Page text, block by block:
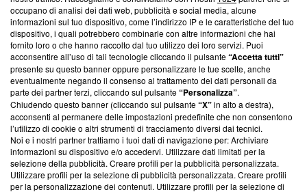
creare news di qualità. Inoltre, afferma la nostra aderenza a
‘Trust Project - News with Integrity’Blasting News non è
ancora membro del programma, ma ha richiesto di farne
parte; Trust Project non ha ancora effettuato una verifica di
conformità agli standard.
Su di noi
Team editoriale
Corporate
Redazione
occupano di analisi dei dati web, pubblicità e social media, alcune
informazioni sul tuo dispositivo, come l’indirizzo IP e le caratteristiche del tuo
dispositivo, i quali potrebbero combinarle con altre informazioni che hai
fornito loro o che hanno raccolto dal tuo utilizzo dei loro servizi. Puoi
acconsentire all’uso di tali tecnologie cliccando il pulsante“Accetta tutti”
presente su questo banner oppure personalizzare le tue scelte, anche
eventualmente negando il consenso al trattamento dei dati personali da
parte dei partner terzi, cliccando sul pulsante“Personalizza”.
Chiudendo questo banner (cliccando sul pulsante“X”in alto a destra),
acconsenti al permanere delle impostazioni predefinite che non consentono
l’utilizzo di cookie o altri strumenti di tracciamento diversi dai tecnici.
Noi e i nostri partner trattiamo i tuoi dati di navigazione per: Archiviare
informazioni su dispositivo e/o accedervi. Utilizzare dati limitati per la
selezione della pubblicità. Creare profili per la pubblicità personalizzata.
Utilizzare profili per la selezione di pubblicità personalizzata. Creare profili
per la personalizzazione dei contenuti. Utilizzare profili per la selezione di